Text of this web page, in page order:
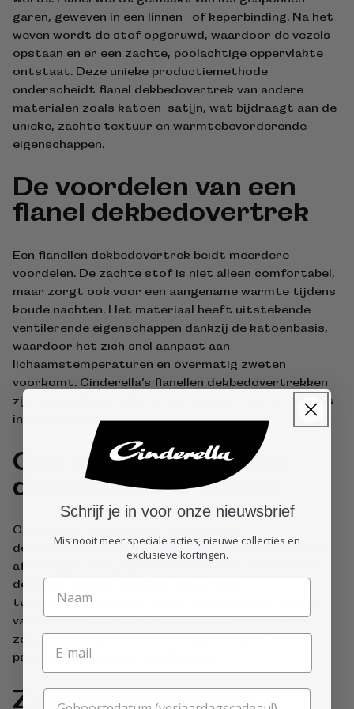
garen, geweven in een linnen- of keperbinding. Na het
weven wordt de stof opgeruwd, waardoor de vezels
opstaan en er een zachte, poolachtige oppervlakte
ontstaat. Deze unieke productiemethode
onderscheidt flanel dekbedovertrek van andere
materialen zoals katoen-satijn, wat bijdraagt aan de
unieke, zachte textuur en warmtebevorderende
eigenschappen.
De voordelen van een
flanel dekbedovertrek
Een flanellen dekbedovertrek beidt meerdere
voordelen. De zachte stof is niet alleen comfortabel,
maar zorgt ook voor een aangename warmte tijdens
koude nachten. Het materiaal heeft uitstekende
ventilerende eigenschappen dankzij de katoenbasis,
waardoor het zich snel aanpast aan
lichaamstemperaturen en overmatig zweten
voorkomt. Cinderella’s flanellen dekbedovertrekken
zijn verkrijgbaar in basis- en neutrale tinten, evenals
in hippe designs.
Ons aanbod flanellen
dekbedovertrekken
Cinderella’s assortiment van flanellen
dekbedovertrekken is divers, zowel in designs als in
afmetingen. Het populairste formaat is het flanel
dekbedovertrek 240x200, ideaal voor
tweepersoonsbedden. Andere beschikbare maten
variëren van 100x135 tot 260x220. Deze variëteit
zorgt ervoor dat er voor elk bed een perfect
passend dekbedovertrek flanel is.
Zorgeloos dromen
Schrijf je in voor onze nieuwsbrief
Mis nooit meer speciale acties, nieuwe collecties en
exclusieve kortingen.